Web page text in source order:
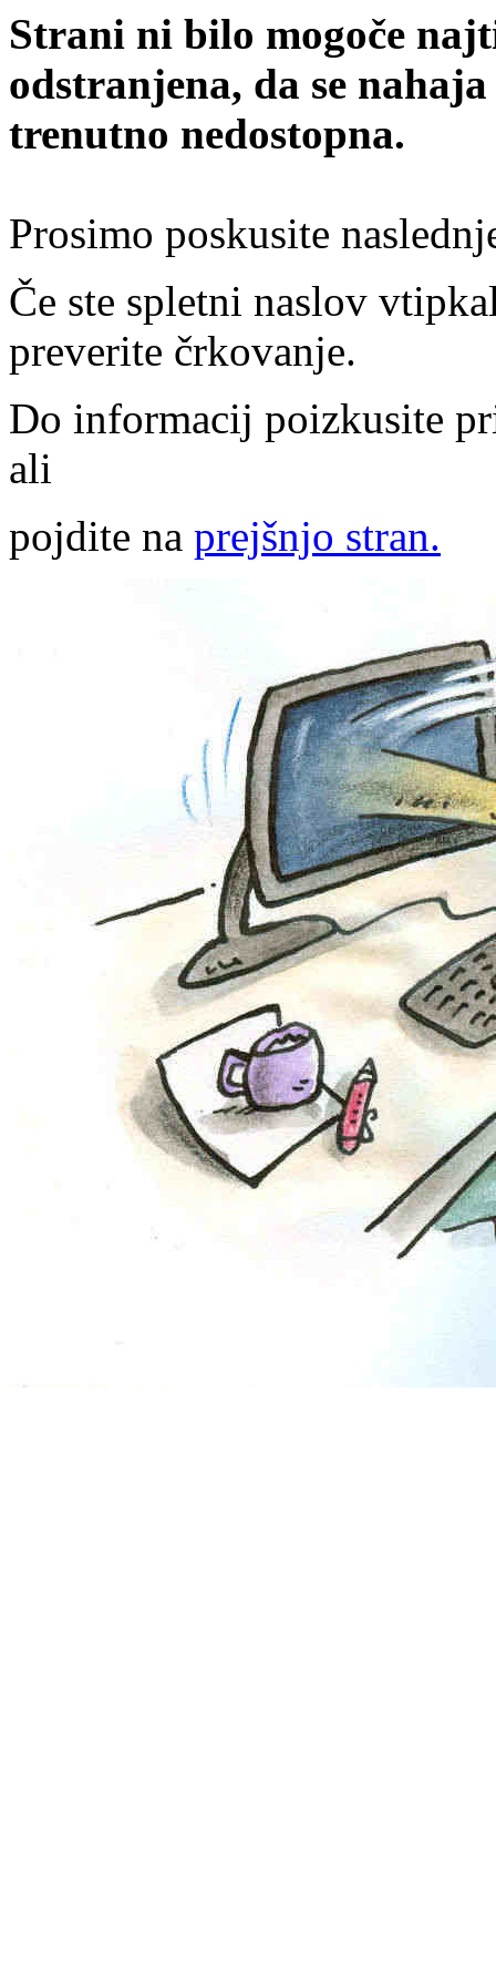
Strani ni bilo mogoče
odstranjena, da se
trenutno nedostopna.
Prosimo poskusite
Če ste spletni naslov
preverite črkovanje.
Do informacij poizkusite
ali
pojdite na prejšnjo stran.